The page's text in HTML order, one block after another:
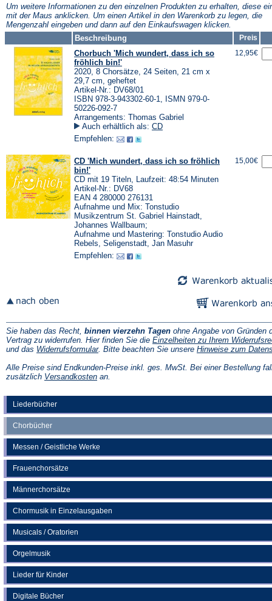
Liederbücher
Chorbücher
Messen / Geistliche Werke
Frauenchorsätze
Männerchorsätze
Chormusik in Einzelausgaben
Musicals / Oratorien
Orgelmusik
Lieder für Kinder
Digitale Bücher
Tab)
Tab)
Tab)
Um weitere Informationen zu den einzelnen Produkten zu erhalten, diese
mit der Maus anklicken. Um einen Artikel in den Warenkorb zu legen, die
Mengenzahl eingeben und dann auf den Einkaufswagen klicken.
Beschreibung
Preis
Chorbuch 'Mich wundert, dass ich so
fröhlich bin!'
2020, 8 Chorsätze, 24 Seiten, 21 cm x
29,7 cm, geheftet
Artikel-Nr.: DV68/01
ISBN 978-3-943302-60-1, ISMN 979-0-
50226-092-7
Arrangements: Thomas Gabriel
Auch erhältlich als: CD
Empfehlen:
12,95€
CD 'Mich wundert, dass ich so fröhlich
bin!'
CD mit 19 Titeln, Laufzeit: 48:54 Minuten
Artikel-Nr.: DV68
EAN 4 280000 276131
Aufnahme und Mix: Tonstudio
Musikzentrum St. Gabriel Hainstadt,
Johannes Wallbaum;
Aufnahme und Mastering: Tonstudio Audio
Rebels, Seligenstadt, Jan Masuhr
Empfehlen:
15,00€
Sie haben das Recht, binnen vierzehn Tagen ohne Angabe von Gründen
Vertrag zu widerrufen. Hier finden Sie die Einzelheiten zu Ihrem
und das Widerrufsformular(Öffnet
einem
neuen
. Bitte beachten Sie unsere Hinweise zum
Alle Preise sind Endkunden-Preise inkl. ges. MwSt. Bei einer Bestellung
zusätzlich Versandkosten(Öffnet
an.